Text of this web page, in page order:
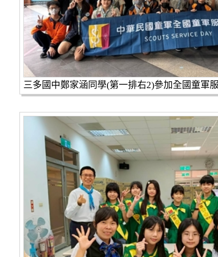
三多國中鄭家涵同學(第一排右2)參加全國童軍